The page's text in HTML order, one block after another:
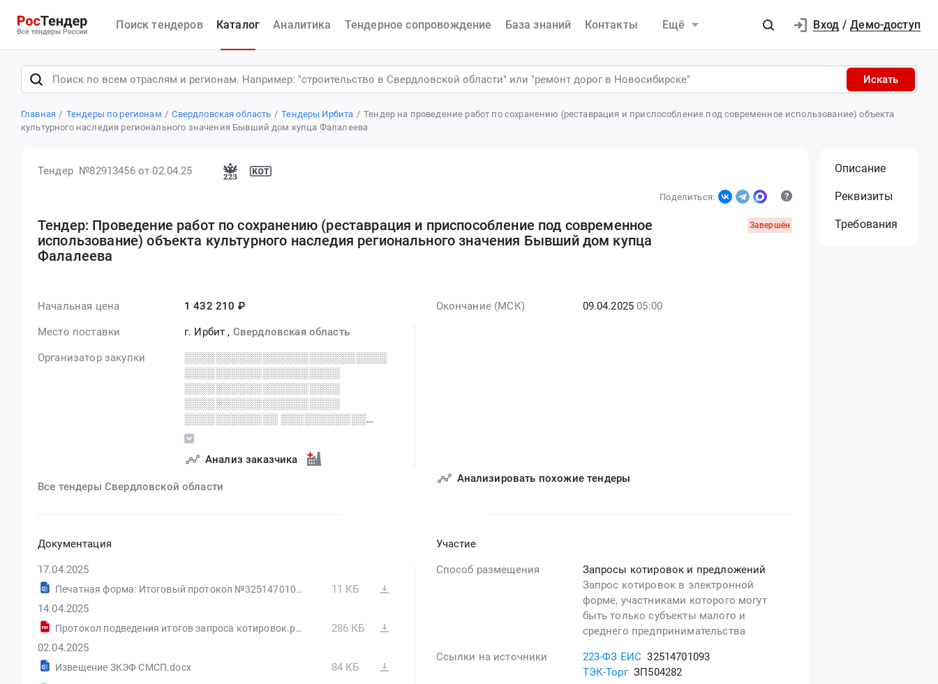
Поиск тендеров Каталог Аналитика Тендерное сопровождение База знаний Контакты Ещё Вход / Демо-доступ
Искать
Главная Тендеры по регионам Свердловская область Тендеры Ирбита
Тендер на проведение работ по сохранению (реставрация и приспособление под современное использование) объекта
культурного наследия регионального значения Бывший дом купца Фалалеева
Тендер №82913456от 02.04.25
Поделиться:
Тендер: Проведение работ по сохранению (реставрация и приспособление под современное
использование) объекта культурного наследия регионального значения Бывший дом купца
Фалалеева
Завершён
Начальная цена 1 432 210 ₽
Место поставки г. Ирбит , Свердловская область
Организатор закупки
░░░░░░░░░░░░░░░░░░░░░░░░░░
░░░░░░░░░░░░░░░░░░░░
░░░░░░░░░░░░░░░░░░░░
░░░░░░░░░░░░░░░░░░░░
░░░░░░░░░░░░ ░░░░░░░░░░░
░░░░░░░░░░░
░░░░░░░░░░░░░░░░░░░░░░░░
░░░░░░░░░░░░░░ ░░░░░░░░░░░
░░░░░░░░░░░░
Анализ заказчика
Все тендеры Свердловской области
Окончание (МСК) 09.04.2025 05:00
Анализировать похожие тендеры
Документация
17.04.2025
Печатная форма: Итоговый протокол №32514701093-01
11 КБ
14.04.2025
Протокол подведения итогов запроса котировок.pdf
286 КБ
02.04.2025
Извещение ЗКЭФ СМСП.docx 84 КБ
Участие
Способ размещения
Запросы котировок и предложений
Запрос котировок в электронной
форме, участниками которого могут
быть только субъекты малого и
среднего предпринимательства
Ссылки на источники 223-ФЗ ЕИС 32514701093
ТЭК-Торг ЗП504282
Описание
Реквизиты
Требования